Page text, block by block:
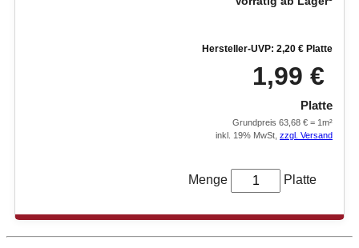
Hersteller-UVP: 2,20 € Platte
1,99 €
Platte
Grundpreis 63,68 € = 1m²
inkl. 19% MwSt, zzgl. Versand
Menge Platte